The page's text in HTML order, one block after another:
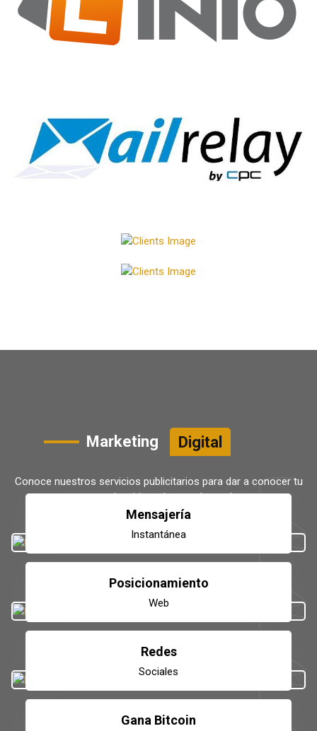
Marketing Digital
Conoce nuestros servicios publicitarios para dar a conocer tu
negocio, sitio web o productos!
Mensajería
Instantánea
Posicionamiento
Web
Redes
Sociales
Gana Bitcoin